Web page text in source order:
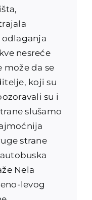
odlaganja
nesreće
može da se
koji su
su i
slušamo
strane
Nela
levog